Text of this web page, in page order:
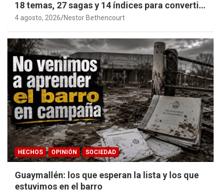
18 temas, 27 sagas y 14 índices para convertir
años de investigación en memoria pública
4 agosto, 2026 Nestor Bethencourt
HECHOS OPINIÓN SOCIEDAD
Guaymallén: los que esperan la lista y los que
estuvimos en el barro